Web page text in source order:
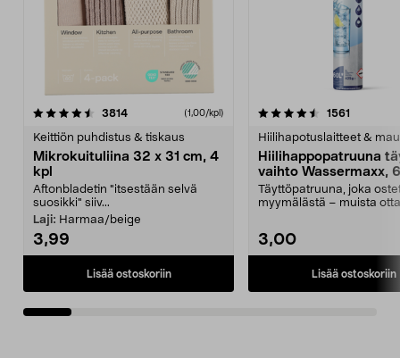
3814arvostelut (1,00/kpl)
Keittiön puhdistus & tiskaus
Mikrokuituliina 32 x 31 cm, 4
kpl
Aftonbladetin "itsestään selvä
suosikki" siiv...
Laji: Harmaa/beige
3,99
Lisää ostoskoriin
4.5viidestä
1561
Hiilihapotuslaitteet &
Hiilihappopatruuna
vaihto Wassermaxx,
Täyttöpatruuna, joka
myymälästä – muista
3,00
Lisää ostoskoriin
4.5viidestä